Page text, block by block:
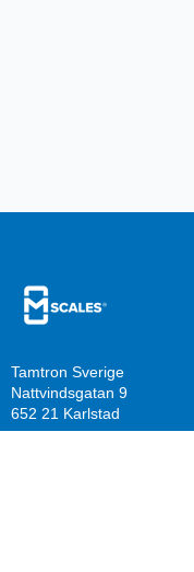
Tamtron Sverige
Nattvindsgatan 9
652 21 Karlstad